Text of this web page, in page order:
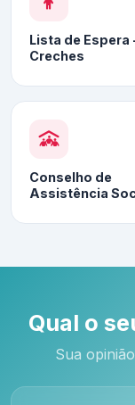
Lista de Espera
Creches
Conselho de
Assistência
Qual o
Sua